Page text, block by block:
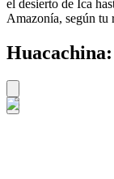
el desierto de Ica
Amazonía, según tu